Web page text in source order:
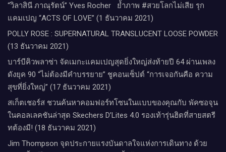
“วิลาสินี ภาณุรัตน์” Yves Rocher​ ย้ำภาพ #สวยโลกไม่เสีย รุก
แคมเปญ “ACTS OF LOVE” (1 ธันวาคม 2021)
POLLY ROSE : SUPERNATURAL TRANSLUCENT LOOSE POWDER
(13 ธันวาคม 2021)
บาร์บีคิวพลาซ่า จัดเมกะแคมเปญสุดยิ่งใหญ่ส่งท้ายปี 64 ผ่านเพลง
ดังยุค 90 “ไม่ต้องมีคำบรรยาย” ชูคอนเซ็ปต์ “การเจอกันคือ ความ
สุขที่ยิ่งใหญ่” (17 ธันวาคม 2021)
สเก็ตเชอร์ส ชวนค้นหาคอมฟอร์ทโซนในแบบของคุณกับ พัคซอจุน
ในคอลเลคชันล่าสุด Skechers D’Lites 4.0 รองเท้ารุ่นฮิตที่สายสตรี
ทต้องมี! (18 ธันวาคม 2021)
Jim Thompson จุดประกายแรงบันดาลใจแห่งการเดินทาง ด้วย